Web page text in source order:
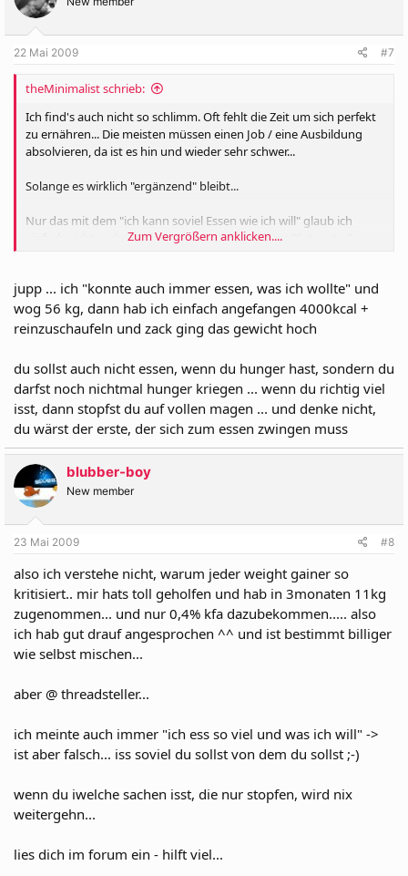
22 Mai 2009 #7
theMinimalist schrieb:
Ich find's auch nicht so schlimm. Oft fehlt die Zeit um sich perfekt
zu ernähren... Die meisten müssen einen Job / eine Ausbildung
absolvieren, da ist es hin und wieder sehr schwer...
Solange es wirklich "ergänzend" bleibt...
Nur das mit dem "ich kann soviel Essen wie ich will" glaub ich
einfach nicht mehr... Geh zum Arzt und lass deine Blutwerte &
Die meisten glauben nur sie essen so viel...
Zum Vergrößern anklicken....
jupp ... ich "konnte auch immer essen, was ich wollte" und
wog 56 kg, dann hab ich einfach angefangen 4000kcal +
reinzuschaufeln und zack ging das gewicht hoch
du sollst auch nicht essen, wenn du hunger hast, sondern du
darfst noch nichtmal hunger kriegen ... wenn du richtig viel
isst, dann stopfst du auf vollen magen ... und denke nicht,
du wärst der erste, der sich zum essen zwingen muss
blubber-boy
New member
23 Mai 2009 #8
also ich verstehe nicht, warum jeder weight gainer so
kritisiert.. mir hats toll geholfen und hab in 3monaten 11kg
zugenommen... und nur 0,4% kfa dazubekommen..... also
ich hab gut drauf angesprochen ^^ und ist bestimmt billiger
wie selbst mischen...
aber @ threadsteller...
ich meinte auch immer "ich ess so viel und was ich will" ->
ist aber falsch... iss soviel du sollst von dem du sollst ;-)
wenn du iwelche sachen isst, die nur stopfen, wird nix
weitergehn...
lies dich im forum ein - hilft viel...